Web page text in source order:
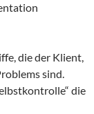
die der Klient,
sind.
die